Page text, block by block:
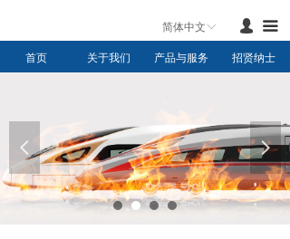
넙
ꀅ
简体中文
首页 关于我们 产品与服务 招贤纳士
끀
产品与服务
联系我们
关于我们
넳 넲